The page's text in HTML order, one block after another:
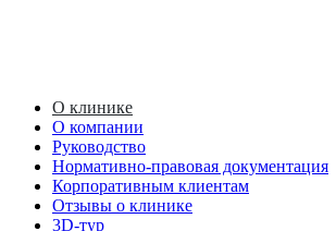
О клинике
О компании
Руководство
Нормативно-правовая документация
Корпоративным клиентам
Отзывы о клинике
3D-тур